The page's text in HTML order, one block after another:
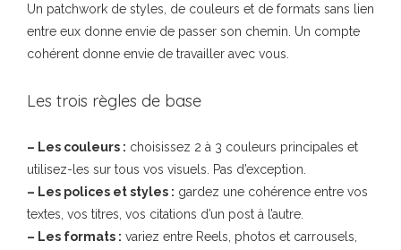
Un patchwork de styles, de couleurs et de formats sans lien
entre eux donne envie de passer son chemin. Un compte
cohérent donne envie de travailler avec vous.
Les trois règles de base
– Les couleurs : choisissez 2 à 3 couleurs principales et
utilisez-les sur tous vos visuels. Pas d’exception.
– Les polices et styles : gardez une cohérence entre vos
textes, vos titres, vos citations d’un post à l’autre.
– Les formats : variez entre Reels, photos et carrousels,